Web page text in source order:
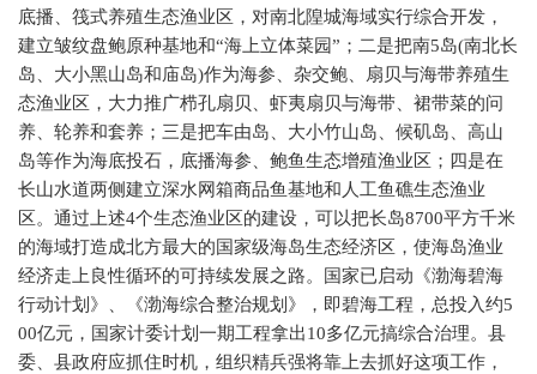
底播、筏式养殖生态渔业区，对南北隍城海域实行综合开发，
建立皱纹盘鲍原种基地和“海上立体菜园”；二是把南5岛(南北长
岛、大小黑山岛和庙岛)作为海参、杂交鲍、扇贝与海带养殖生
态渔业区，大力推广栉孔扇贝、虾夷扇贝与海带、裙带菜的问
养、轮养和套养；三是把车由岛、大小竹山岛、候矶岛、高山
岛等作为海底投石，底播海参、鲍鱼生态增殖渔业区；四是在
长山水道两侧建立深水网箱商品鱼基地和人工鱼礁生态渔业
区。通过上述4个生态渔业区的建设，可以把长岛8700平方千米
的海域打造成北方最大的国家级海岛生态经济区，使海岛渔业
经济走上良性循环的可持续发展之路。国家已启动《渤海碧海
行动计划》、《渤海综合整治规划》，即碧海工程，总投入约5
00亿元，国家计委计划一期工程拿出10多亿元搞综合治理。县
委、县政府应抓住时机，组织精兵强将靠上去抓好这项工作，